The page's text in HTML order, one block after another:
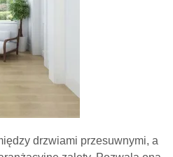
drzwiami przesuwnymi, a